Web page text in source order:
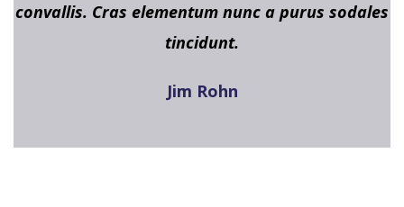
convallis. Cras elementum nunc a purus sodales
tincidunt.
Jim Rohn